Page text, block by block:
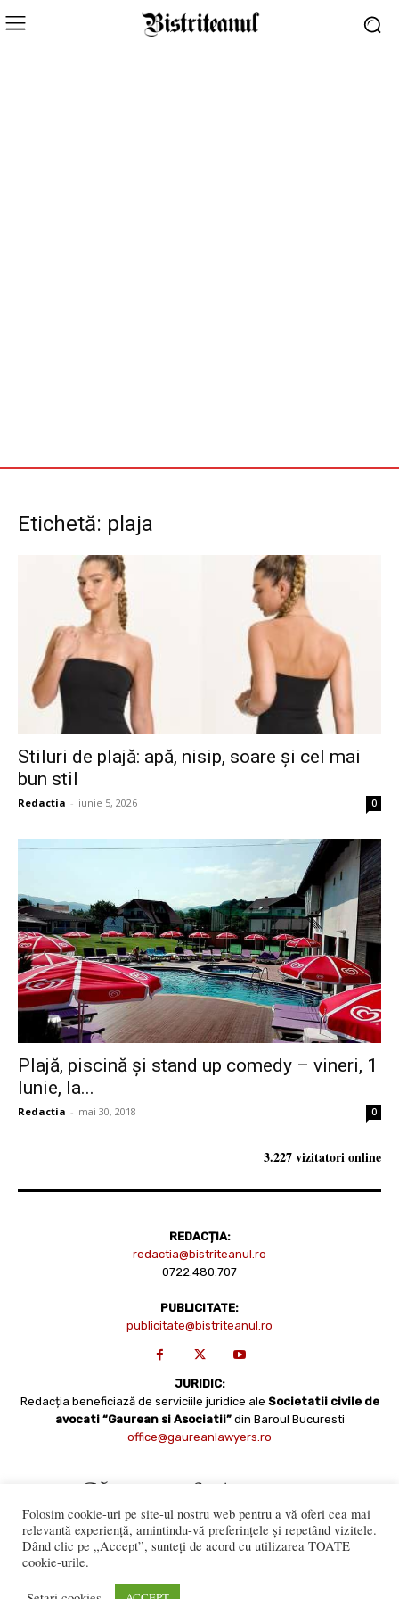
Etichetă: plaja
Stiluri de plajă: apă, nisip, soare și cel mai
bun stil
Redactia - iunie 5, 2026 0
Plajă, piscină și stand up comedy – vineri, 1
Iunie, la...
Redactia - mai 30, 2018 0
3.227 vizitatori online
REDACȚIA:
redactia@bistriteanul.ro
0722.480.707
PUBLICITATE:
publicitate@bistriteanul.ro
JURIDIC:
Redacția beneficiază de serviciile juridice ale Societatii civile de
avocati “Gaurean si Asociatii” din Baroul Bucuresti
office@gaureanlawyers.ro
numai cu acordul expres al Bistriteanul.Ro. © Copyright 2008 -
Folosim cookie-uri pe site-ul nostru web pentru a vă oferi cea mai
relevantă experiență, amintindu-vă preferințele și repetând vizitele.
Dând clic pe „Accept”, sunteți de acord cu utilizarea TOATE
cookie-urile.